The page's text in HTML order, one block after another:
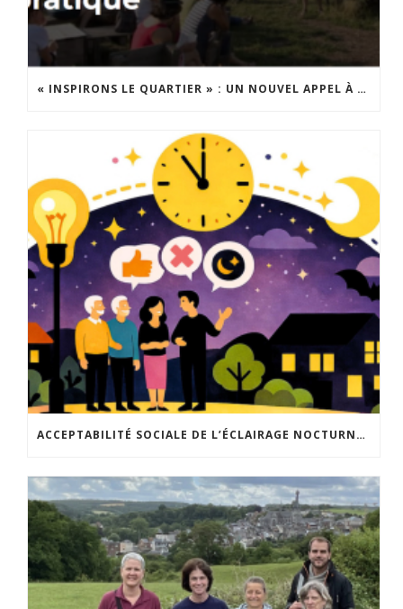
« INSPIRONS LE QUARTIER » : UN NOUVEL APPEL À PROJETS EST LANCÉ !
ACCEPTABILITÉ SOCIALE DE L’ÉCLAIRAGE NOCTURNE : LE REPLAY EST DISPONIBLE